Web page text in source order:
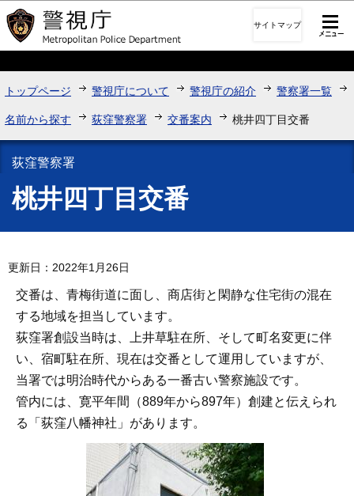
このページの本文へ移動
サイトマップ
トップページ 警視庁について 警視庁の紹介 警察署一覧
名前から探す 荻窪警察署 交番案内 桃井四丁目交番
荻窪警察署
桃井四丁目交番
更新日：2022年1月26日
交番は、青梅街道に面し、商店街と閑静な住宅街の混在
する地域を担当しています。
荻窪署創設当時は、上井草駐在所、そして町名変更に伴
い、宿町駐在所、現在は交番として運用していますが、
当署では明治時代からある一番古い警察施設です。
管内には、寛平年間（889年から897年）創建と伝えられ
る「荻窪八幡神社」があります。